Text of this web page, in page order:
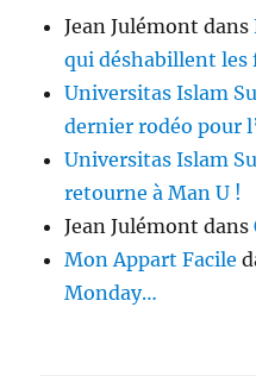
Jean Julémont dans
qui déshabillent les
Universitas Islam
dernier rodéo pour
Universitas Islam
retourne à Man U !
Jean Julémont dans
Mon Appart Facile
Monday…